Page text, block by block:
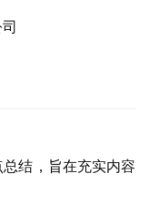
总结，旨在充实内容